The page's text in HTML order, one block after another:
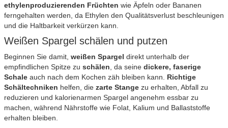
ethylenproduzierenden Früchten wie Äpfeln oder Bananen
ferngehalten werden, da Ethylen den Qualitätsverlust beschleunigen
und die Haltbarkeit verkürzen kann.
Weißen Spargel schälen und putzen
Beginnen Sie damit, weißen Spargel direkt unterhalb der
empfindlichen Spitze zu schälen , da seine dickere, faserige
Schale auch nach dem Kochen zäh bleiben kann. Richtige
Schältechniken helfen, die zarte Stange zu erhalten, Abfall zu
reduzieren und kalorienarmen Spargel angenehm essbar zu
machen, während Nährstoffe wie Folat, Kalium und Ballaststoffe
erhalten bleiben.